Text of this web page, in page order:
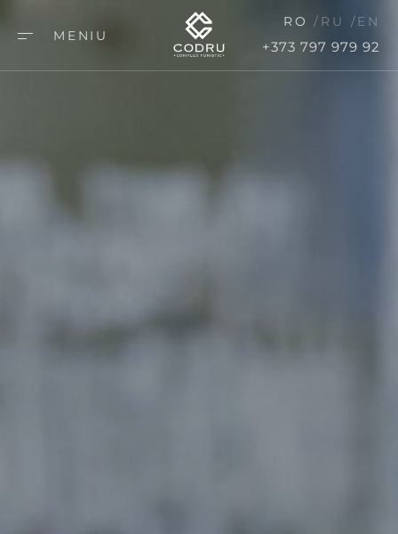
MENIU
+373 797 979 92
RO RU EN